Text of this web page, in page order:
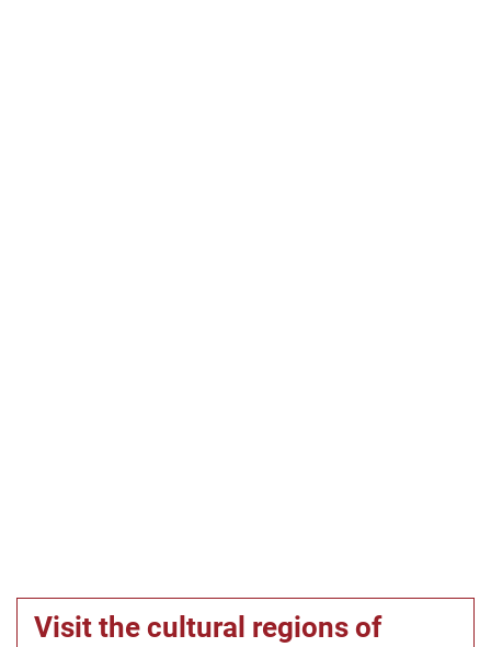
Visit the cultural regions of